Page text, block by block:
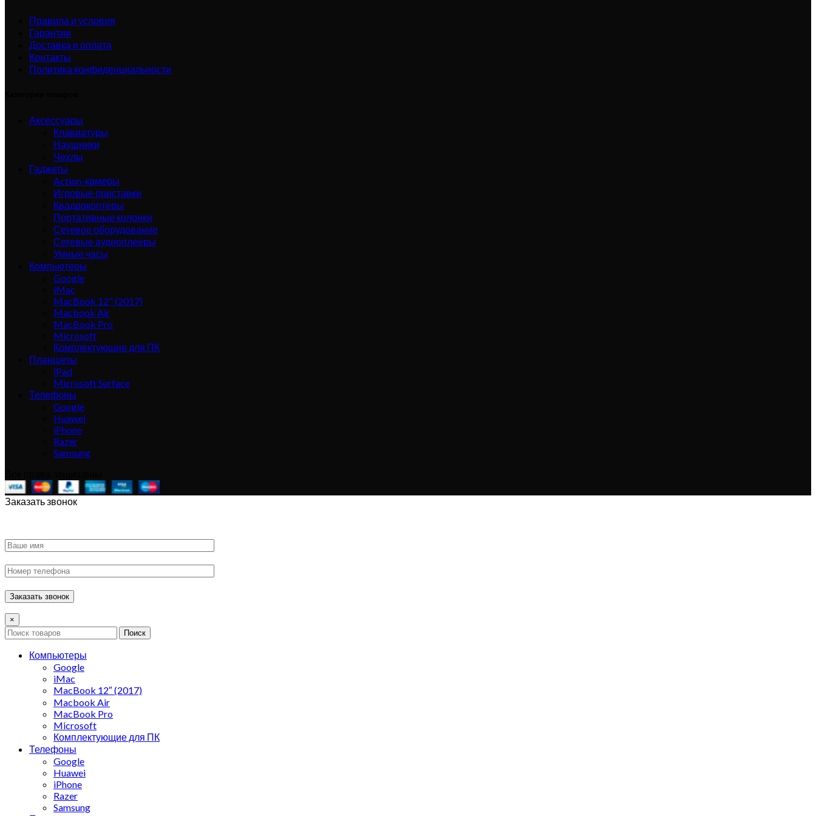
Правила и условия
Гарантии
Доставка и оплата
Контакты
Политика конфиденциальности
Аксессуары
Клавиатуры
Наушники
Чехлы
Гаджеты
Action-камеры
Игровые приставки
Квадрокоптеры
Портативные колонки
Сетевое оборудование
Сетевые аудиоплееры
Умные часы
Компьютеры
Google
iMac
MacBook 12" (2017)
Macbook Air
MacBook Pro
Microsoft
Комплектующие для ПК
Планшеты
iPad
Microsoft Surface
Телефоны
Google
Huawei
iPhone
Razer
Samsung
Заказать звонок
×
Поиск
Компьютеры
Google
iMac
MacBook 12″ (2017)
Macbook Air
MacBook Pro
Microsoft
Комплектующие для ПК
Телефоны
Google
Huawei
iPhone
Razer
Samsung